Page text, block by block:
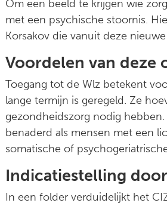
Om een beeld te krijgen wie
met een psychische stoornis.
Korsakov die vanuit deze
Voordelen van deze
Toegang tot de Wlz betekent
lange termijn is geregeld. Ze
gezondheidszorg nodig
benaderd als mensen met een
somatische of
Indicatiestelling
In een folder verduidelijkt het